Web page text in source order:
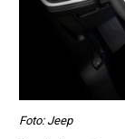
Foto: Jeep